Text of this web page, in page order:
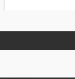
مؤثرة